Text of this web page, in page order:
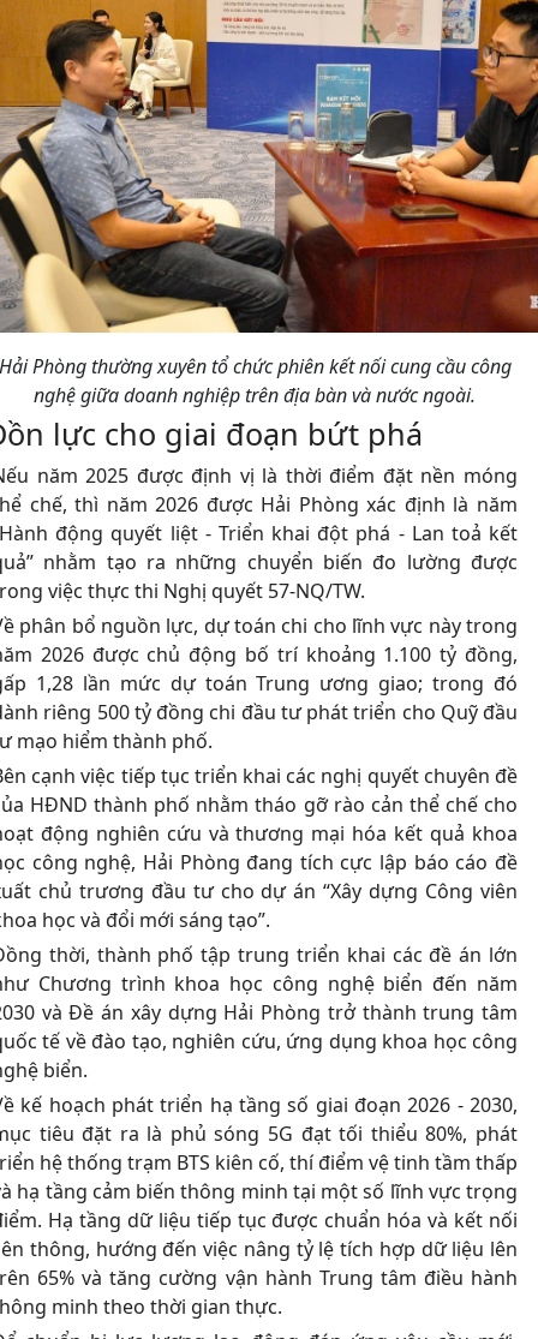
Phòng thường xuyên tổ chức phiên kết nối cung cầu công
nghệ giữa doanh nghiệp trên địa bàn và nước ngoài.
lực cho giai đoạn bứt phá
năm 2025 được định vị là thời điểm đặt nền móng
chế, thì năm 2026 được Hải Phòng xác định là năm
động quyết liệt - Triển khai đột phá - Lan toả kết
nhằm tạo ra những chuyển biến đo lường được
việc thực thi Nghị quyết 57-NQ/TW.
phân bổ nguồn lực, dự toán chi cho lĩnh vực này trong
2026 được chủ động bố trí khoảng 1.100 tỷ đồng,
1,28 lần mức dự toán Trung ương giao; trong đó
riêng 500 tỷ đồng chi đầu tư phát triển cho Quỹ đầu
mạo hiểm thành phố.
cạnh việc tiếp tục triển khai các nghị quyết chuyên đề
HĐND thành phố nhằm tháo gỡ rào cản thể chế cho
động nghiên cứu và thương mại hóa kết quả khoa
công nghệ, Hải Phòng đang tích cực lập báo cáo đề
chủ trương đầu tư cho dự án “Xây dựng Công viên
học và đổi mới sáng tạo”.
thời, thành phố tập trung triển khai các đề án lớn
Chương trình khoa học công nghệ biển đến năm
và Đề án xây dựng Hải Phòng trở thành trung tâm
tế về đào tạo, nghiên cứu, ứng dụng khoa học công
biển.
kế hoạch phát triển hạ tầng số giai đoạn 2026 - 2030,
tiêu đặt ra là phủ sóng 5G đạt tối thiểu 80%, phát
hệ thống trạm BTS kiên cố, thí điểm vệ tinh tầm thấp
hạ tầng cảm biến thông minh tại một số lĩnh vực trọng
Hạ tầng dữ liệu tiếp tục được chuẩn hóa và kết nối
thông, hướng đến việc nâng tỷ lệ tích hợp dữ liệu lên
65% và tăng cường vận hành Trung tâm điều hành
minh theo thời gian thực.